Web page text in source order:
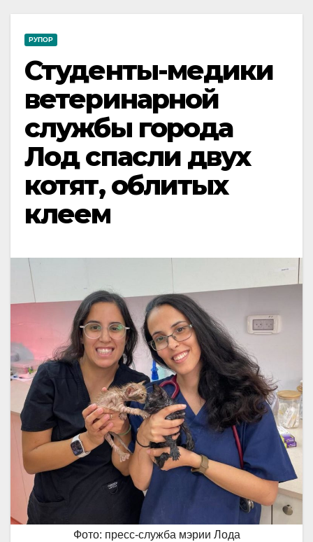
РУПОР
Студенты-медики
ветеринарной
службы города
Лод спасли двух
котят, облитых
клеем
Фото: пресс-служба мэрии Лода